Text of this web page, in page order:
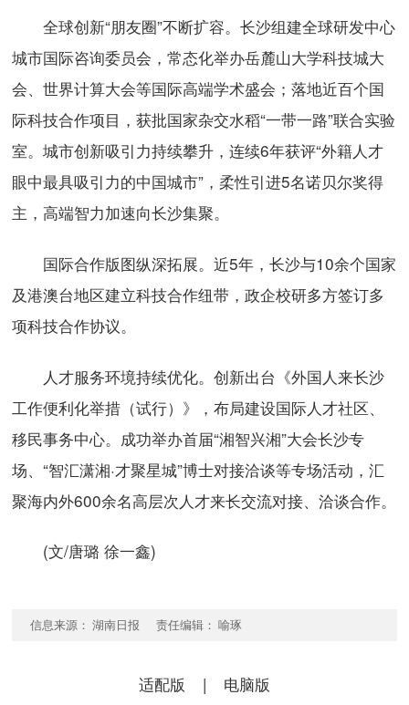
全球创新“朋友圈”不断扩容。长沙组建全球研发中心
城市国际咨询委员会，常态化举办岳麓山大学科技城大
会、世界计算大会等国际高端学术盛会；落地近百个国
际科技合作项目，获批国家杂交水稻“一带一路”联合实验
室。城市创新吸引力持续攀升，连续6年获评“外籍人才
眼中最具吸引力的中国城市”，柔性引进5名诺贝尔奖得
主，高端智力加速向长沙集聚。
国际合作版图纵深拓展。近5年，长沙与10余个国家
及港澳台地区建立科技合作纽带，政企校研多方签订多
项科技合作协议。
人才服务环境持续优化。创新出台《外国人来长沙
工作便利化举措（试行）》，布局建设国际人才社区、
移民事务中心。成功举办首届“湘智兴湘”大会长沙专
场、“智汇潇湘·才聚星城”博士对接洽谈等专场活动，汇
聚海内外600余名高层次人才来长交流对接、洽谈合作。
(文/唐璐 徐一鑫)
信息来源： 湖南日报 责任编辑： 喻琢
适配版 | 电脑版